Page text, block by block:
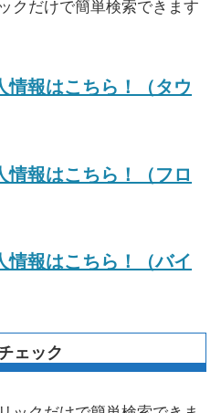
クだけで簡単検索できます
情報はこちら！（タウ
情報はこちら！（フロ
情報はこちら！（バイ
ェック